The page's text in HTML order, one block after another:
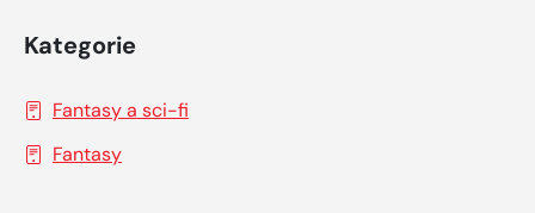
Kategorie
Fantasy a sci-fi
Fantasy